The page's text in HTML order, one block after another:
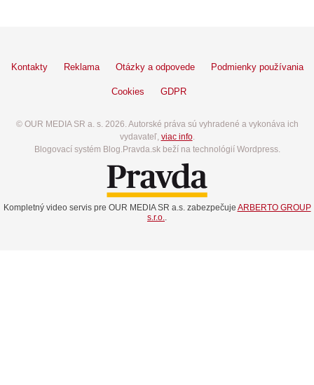
Kontakty Reklama Otázky a odpovede Podmienky používania
Cookies GDPR
© OUR MEDIA SR a. s. 2026. Autorské práva sú vyhradené a vykonáva ich
vydavateľ, viac info.
Blogovací systém Blog.Pravda.sk beží na technológií Wordpress.
Kompletný video servis pre OUR MEDIA SR a.s. zabezpečuje ARBERTO GROUP
s.r.o..